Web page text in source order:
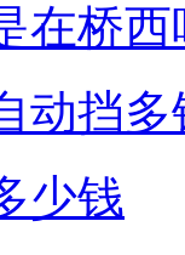
在桥西
动挡多
少钱